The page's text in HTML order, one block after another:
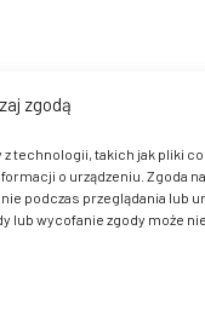
zgodą
z technologii, takich jak pliki
o urządzeniu. Zgoda
podczas przeglądania lub
lub wycofanie zgody może